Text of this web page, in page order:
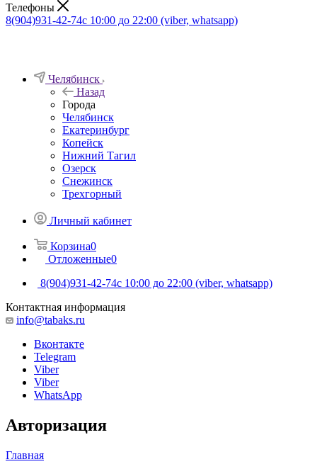
Телефоны
8(904)931-42-74с 10:00 до 22:00 (viber, whatsapp)
Челябинск
Назад
Города
Челябинск
Екатеринбург
Копейск
Нижний Тагил
Озерск
Снежинск
Трехгорный
Личный кабинет
Корзина0
Отложенные0
8(904)931-42-74с 10:00 до 22:00 (viber, whatsapp)
Контактная информация
info@tabaks.ru
Вконтакте
Telegram
Viber
Viber
WhatsApp
Авторизация
Главная